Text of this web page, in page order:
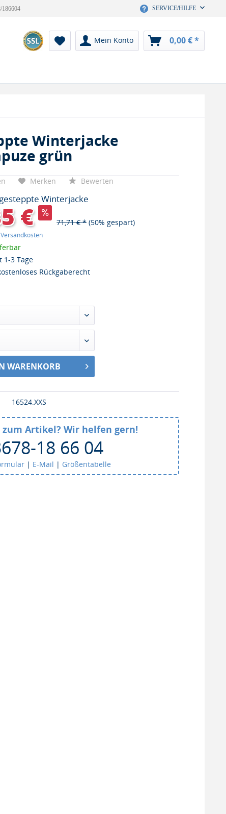
SERVICE/HILFE
Mein Konto 0,00 € *
Winterjacke
grün
Merken Bewerten
Winterjacke
€ 71,71 € * (50% gespart)
1-3 Tage
Rückgaberecht
WARENKORB
16524.XXS
zum Artikel? Wir helfen gern!
18 66 04
| E-Mail | Größentabelle